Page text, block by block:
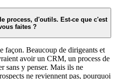
process, d'outils. Est-ce que c'est
faites ?
façon. Beaucoup de dirigeants et
avoir un CRM, un process de
sans y penser. Mais ils ne
ne reviennent pas, pourquoi